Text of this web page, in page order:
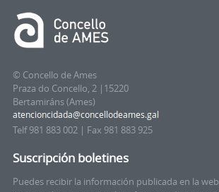
© Concello de Ames
Praza do Concello, 2 |15220
Bertamiráns (Ames)
Telf 981 883 002 | Fax 981 883 925
Suscripción boletines
Puedes recibir la información publicada en la web